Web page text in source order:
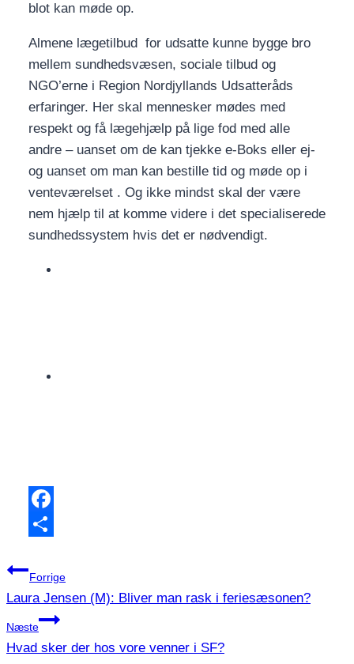
blot kan møde op.
Almene lægetilbud for udsatte kunne bygge bro
mellem sundhedsvæsen, sociale tilbud og
NGO’erne i Region Nordjyllands Udsatteråds
erfaringer. Her skal mennesker mødes med
respekt og få lægehjælp på lige fod med alle
andre – uanset om de kan tjekke e-Boks eller ej-
og uanset om man kan bestille tid og møde op i
venteværelset . Og ikke mindst skal der være
nem hjælp til at komme videre i det specialiserede
sundhedssystem hvis det er nødvendigt.
Facebook
Indlægsnavigation
Forrige
Laura Jensen (M): Bliver man rask i feriesæsonen?
Næste
Hvad sker der hos vore venner i SF?